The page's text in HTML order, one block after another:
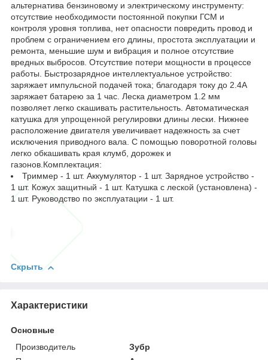
альтернатива бензиновому и электрическому инструменту:
отсутствие необходимости постоянной покупки ГСМ и
контроля уровня топлива, нет опасности повредить провод и
проблем с ограничением его длины, простота эксплуатации и
ремонта, меньшие шум и вибрация и полное отсутствие
вредных выбросов. Отсутствие потери мощности в процессе
работы. Быстрозарядное интеллектуальное устройство:
заряжает импульсной подачей тока; благодаря току до 2.4А
заряжает батарею за 1 час. Леска диаметром 1.2 мм
позволяет легко скашивать растительность. Автоматическая
катушка для упрощенной регулировки длины лески. Нижнее
расположение двигателя увеличивает надежность за счет
исключения приводного вала. С помощью поворотной головы
легко обкашивать края клумб, дорожек и
газонов.Комплектация:
Триммер - 1 шт. Аккумулятор - 1 шт. Зарядное устройство -
1 шт. Кожух защитный - 1 шт. Катушка с леской (установлена) -
1 шт. Руководство по эксплуатации - 1 шт.
Скрыть
Характеристики
Основные
Производитель
Зубр